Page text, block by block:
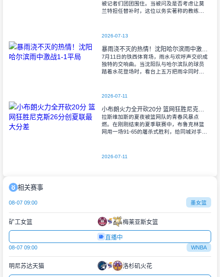
被记者们团团围住。当被问及是否考虑让莫
兰特担任替补时，这位以务实著称的教练露
2026-07-13
暴雨浇不灭的热情！沈阳哈尔滨雨中激战1-1平局
7月11日的铁西体育场，雨水与欢呼声交织成
独特的交响曲。当沈阳队与哈尔滨队的球员
踏着水花登场时，看台上五万把雨伞同时收
2026-07-11
小布朗火力全开砍20分 篮网狂胜尼克斯26分创夏联最大分差
拉斯维加斯的夏夜被篮网队的青春风暴点
燃。在刚刚结束的夏季联赛中，布鲁克林篮
网用一场91-65的屠杀式胜利，给同城对手尼
2026-07-11
相关赛事
08-07 09:00 墨女篮
矿工女篮 梅莱亚斯女篮
直播中
08-07 09:00 WNBA
明尼苏达天猫 洛杉矶火花